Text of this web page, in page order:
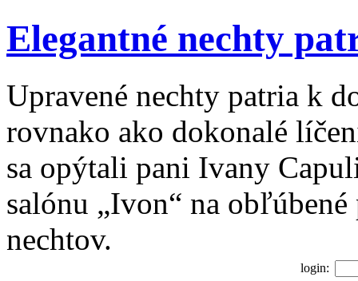
Elegantné nechty
Upravené nechty patria k
rovnako ako dokonalé
sa opýtali pani Ivany
salónu „Ivon“ na
nechtov.
login: